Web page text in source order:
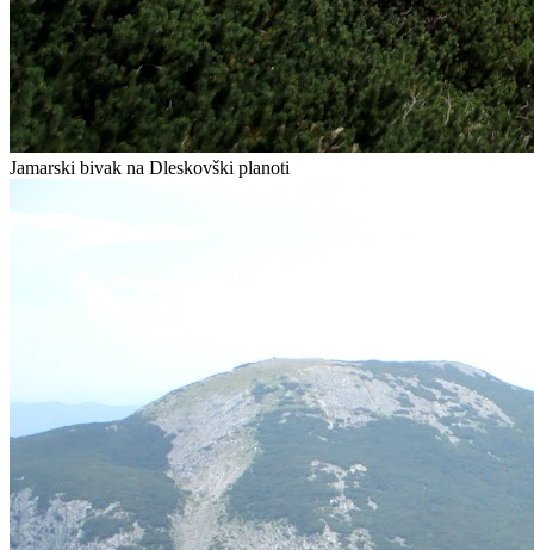
Jamarski bivak na Dleskovški planoti